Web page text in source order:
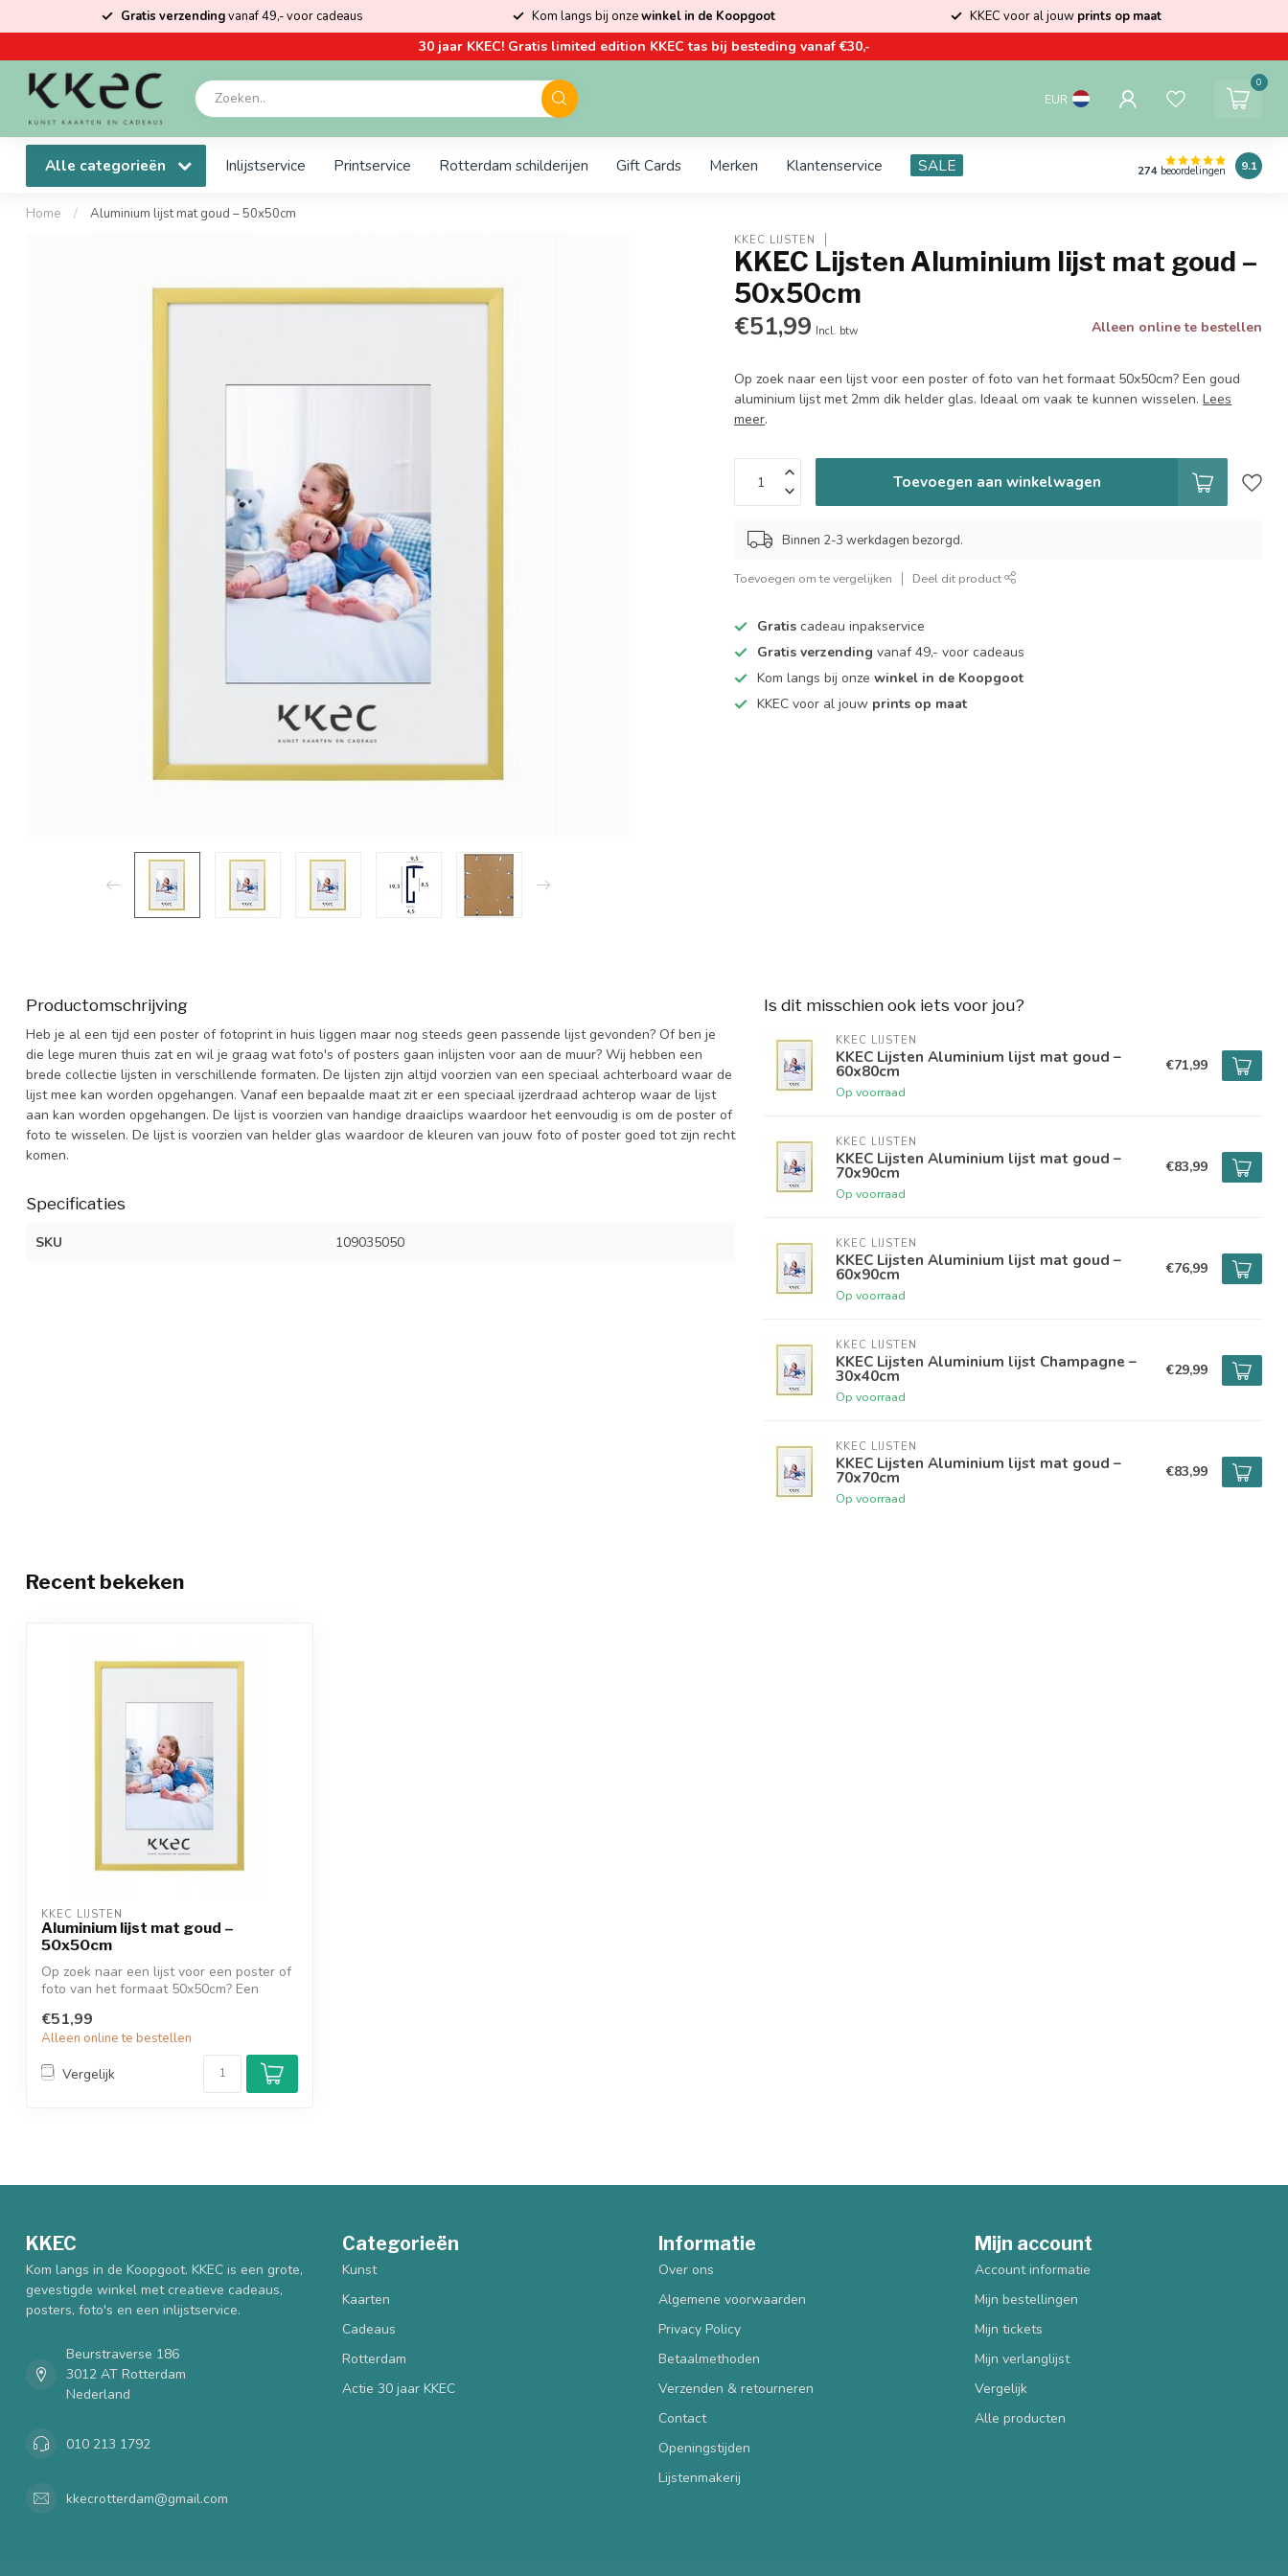
Gratis verzendingvanaf 49,- voor cadeaus Kom langs bij onzewinkel in de Koopgoot KKEC voor al jouw prints op maat
30 jaar KKEC! Gratis limited edition KKEC tas bij besteding vanaf €30,-
EUR
0
Alle categorieën Inlijstservice Printservice Rotterdam schilderijen Gift Cards Merken Klantenservice SALE 274 beoordelingen 9.1
Home / Aluminium lijst mat goud – 50x50cm
KKEC LIJSTEN
KKEC Lijsten Aluminium lijst mat goud –
50x50cm
€51,99 Incl. btw Alleen online te bestellen
Op zoek naar een lijst voor een poster of foto van het formaat 50x50cm? Een goud
aluminium lijst met 2mm dik helder glas. Ideaal om vaak te kunnen wisselen.Lees
meer.
Toevoegen aan winkelwagen
Binnen 2-3 werkdagen bezorgd.
Toevoegen om te vergelijken Deel dit product
Gratis cadeau inpakservice
Gratis verzending vanaf 49,- voor cadeaus
Kom langs bij onzewinkel in de Koopgoot
KKEC voor al jouw prints op maat
Productomschrijving
Heb je al een tijd een poster of fotoprint in huis liggen maar nog steeds geen passende lijst gevonden? Of ben je
die lege muren thuis zat en wil je graag wat foto's of posters gaan inlijsten voor aan de muur? Wij hebben een
brede collectie lijsten in verschillende formaten. De lijsten zijn altijd voorzien van een speciaal achterboard waar de
lijst mee kan worden opgehangen. Vanaf een bepaalde maat zit er een speciaal ijzerdraad achterop waar de lijst
aan kan worden opgehangen. De lijst is voorzien van handige draaiclips waardoor het eenvoudig is om de poster of
foto te wisselen. De lijst is voorzien van helder glas waardoor de kleuren van jouw foto of poster goed tot zijn recht
komen.
Specificaties
SKU 109035050
Is dit misschien ook iets voor jou?
KKEC LIJSTEN
KKEC Lijsten Aluminium lijst mat goud –
60x80cm
Op voorraad
€71,99
KKEC LIJSTEN
KKEC Lijsten Aluminium lijst mat goud –
70x90cm
Op voorraad
€83,99
KKEC LIJSTEN
KKEC Lijsten Aluminium lijst mat goud –
60x90cm
Op voorraad
€76,99
KKEC LIJSTEN
KKEC Lijsten Aluminium lijst Champagne –
30x40cm
Op voorraad
€29,99
KKEC LIJSTEN
KKEC Lijsten Aluminium lijst mat goud –
70x70cm
Op voorraad
€83,99
Recent bekeken
KKEC LIJSTEN
Aluminium lijst mat goud –
50x50cm
Op zoek naar een lijst voor een poster of
foto van het formaat 50x50cm? Een
€51,99
Alleen online te bestellen
Vergelijk
KKEC
Kom langs in de Koopgoot. KKEC is een grote,
gevestigde winkel met creatieve cadeaus,
posters, foto's en een inlijstservice.
Beurstraverse 186
3012 AT Rotterdam
Nederland
010 213 1792
kkecrotterdam@gmail.com
Categorieën
Kunst
Kaarten
Cadeaus
Rotterdam
Actie 30 jaar KKEC
Informatie
Over ons
Algemene voorwaarden
Privacy Policy
Betaalmethoden
Verzenden & retourneren
Contact
Openingstijden
Lijstenmakerij
Mijn account
Account informatie
Mijn bestellingen
Mijn tickets
Mijn verlanglijst
Vergelijk
Alle producten